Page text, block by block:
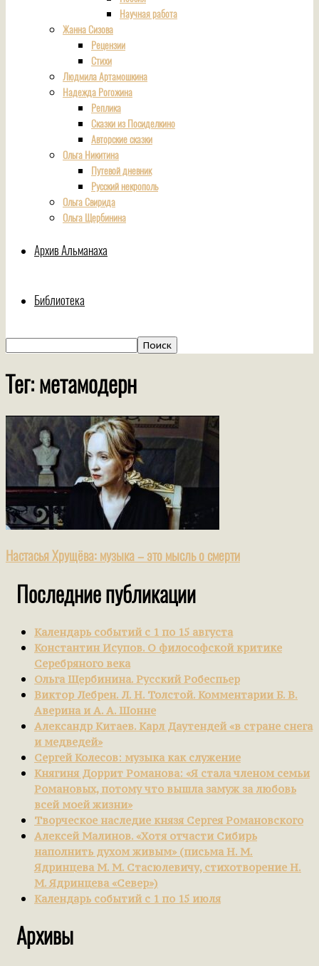
Научная работа
Жанна Сизова
Рецензии
Стихи
Людмила Артамошкина
Надежда Рогожина
Реплика
Сказки из Посиделкино
Авторские сказки
Ольга Никитина
Путевой дневник
Русский некрополь
Ольга Свирида
Ольга Щербинина
Архив Альманаха
Библиотека
Тег: метамодерн
Настасья Хрущёва: музыка – это мысль о смерти
Последние публикации
Календарь событий с 1 по 15 августа
Константин Исупов. О философской критике
Серебряного века
Ольга Щербинина. Русский Робеспьер
Виктор Лебрен. Л. Н. Толстой. Комментарии Б. В.
Аверина и А. А. Шонне
Александр Китаев. Карл Даутендей «в стране снега
и медведей»
Сергей Колесов: музыка как служение
Княгиня Доррит Романова: «Я стала членом семьи
Романовых, потому что вышла замуж за любовь
всей моей жизни»
Творческое наследие князя Сергея Романовского
Алексей Малинов. «Хотя отчасти Сибирь
наполнить духом живым» (письма Н. М.
Ядринцева М. М. Стасюлевичу, стихотворение Н.
М. Ядринцева «Север»)
Календарь событий с 1 по 15 июля
Архивы